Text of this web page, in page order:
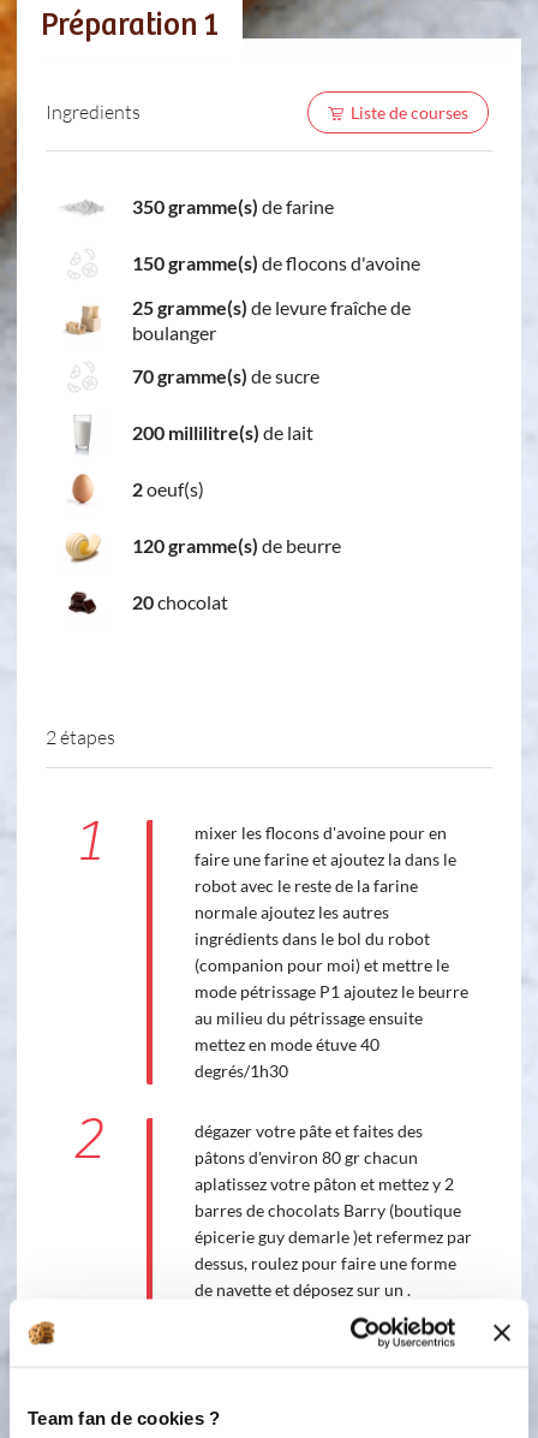
Team fan de cookies ?
Préparation 1
Ingredients Liste de courses
350 gramme(s) de farine
150 gramme(s) de flocons d'avoine
25 gramme(s) de levure fraîche de
boulanger
70 gramme(s) de sucre
200 millilitre(s) de lait
2oeuf(s)
120 gramme(s) de beurre
20chocolat
2 étapes
1
mixer les flocons d'avoine pour en
faire une farine et ajoutez la dans le
robot avec le reste de la farine
normale ajoutez les autres
ingrédients dans le bol du robot
(companion pour moi) et mettre le
mode pétrissage P1 ajoutez le beurre
au milieu du pétrissage ensuite
mettez en mode étuve 40
degrés/1h30
2
dégazer votre pâte et faites des
pâtons d'environ 80 gr chacun
aplatissez votre pâton et mettez y 2
barres de chocolats Barry (boutique
épicerie guy demarle )et refermez par
dessus, roulez pour faire une forme
de navette et déposez sur un .
préchauffez votre four et dorez vos
pitchs. enfournez a 180° pendant